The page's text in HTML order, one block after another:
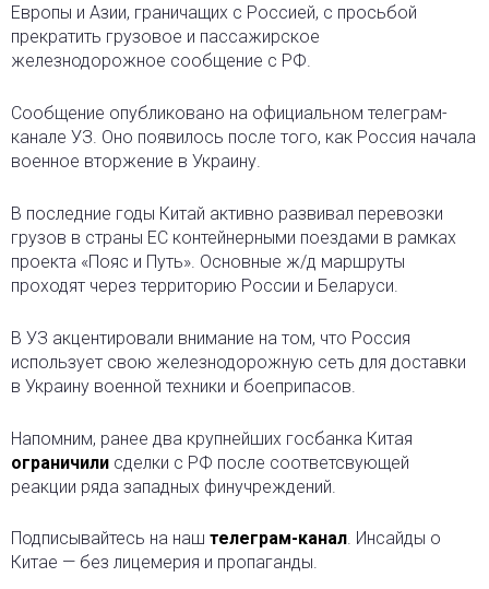
Европы и Азии, граничащих с Россией, с просьбой
прекратить грузовое и пассажирское
железнодорожное сообщение с РФ.
Сообщение опубликовано на официальном телеграм-
канале УЗ. Оно появилось после того, как Россия начала
военное вторжение в Украину.
В последние годы Китай активно развивал перевозки
грузов в страны ЕС контейнерными поездами в рамках
проекта «Пояс и Путь». Основные ж/д маршруты
проходят через территорию России и Беларуси.
В УЗ акцентировали внимание на том, что Россия
использует свою железнодорожную сеть для доставки
в Украину военной техники и боеприпасов.
Напомним, ранее два крупнейших госбанка Китая
ограничили сделки с РФ после соответсвующей
реакции ряда западных финучреждений.
Подписывайтесь на наш телеграм-канал. Инсайды о
Китае — без лицемерия и пропаганды.